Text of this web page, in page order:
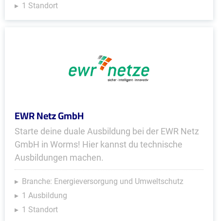
1 Standort
EWR Netz GmbH
Starte deine duale Ausbildung bei der EWR Netz
GmbH in Worms! Hier kannst du technische
Ausbildungen machen.
Branche: Energieversorgung und Umweltschutz
1 Ausbildung
1 Standort